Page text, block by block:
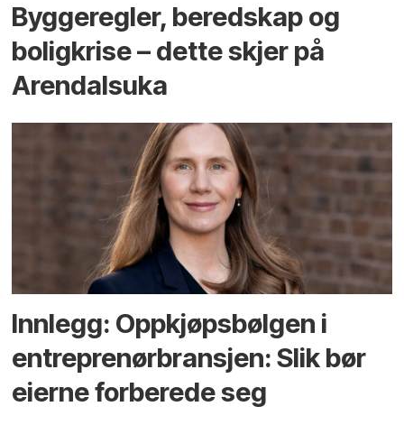
Bygge­regler, beredskap og
bolig­krise – dette skjer på
Arendals­uka
Innlegg: Oppkjøps­bølgen i
entreprenør­bransjen: Slik bør
eierne forberede seg